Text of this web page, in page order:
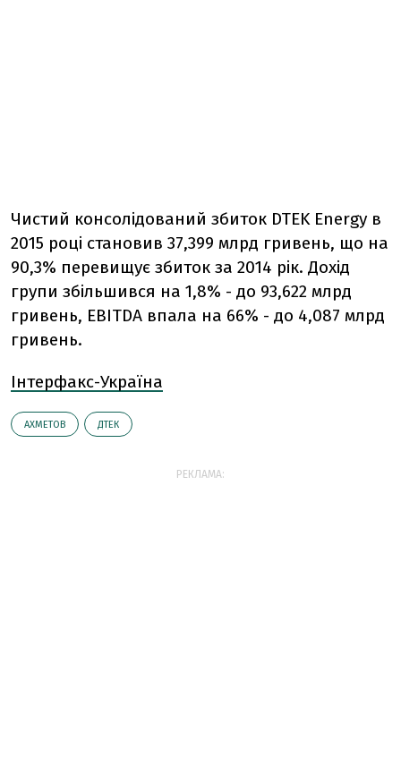
Чистий консолідований збиток DTEK Energy в
2015 році становив 37,399 млрд гривень, що на
90,3% перевищує збиток за 2014 рік. Дохід
групи збільшився на 1,8% - до 93,622 млрд
гривень, EBITDA впала на 66% - до 4,087 млрд
гривень.
Інтерфакс-Україна
АХМЕТОВ ДТЕК
РЕКЛАМА: